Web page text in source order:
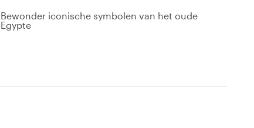
Bewonder iconische symbolen van het oude
Egypte